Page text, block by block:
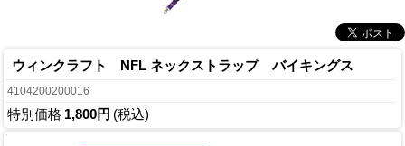
ウィンクラフト NFL ネックストラップ バイキングス
4104200200016
特別価格 1,800円 (税込)